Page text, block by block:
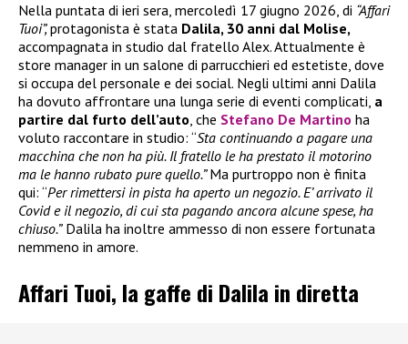
Nella puntata di ieri sera, mercoledì 17 giugno 2026, di “Affari
Tuoi”,protagonista è stata Dalila, 30 anni dal Molise,
accompagnata in studio dal fratello Alex. Attualmente è
store manager in un salone di parrucchieri ed estetiste, dove
si occupa del personale e dei social. Negli ultimi anni Dalila
ha dovuto affrontare una lunga serie di eventi complicati, a
partire dal furto dell’auto, che Stefano De Martino ha
voluto raccontare in studio: “Sta continuando a pagare una
macchina che non ha più. Il fratello le ha prestato il motorino
ma le hanno rubato pure quello.”Ma purtroppo non è finita
qui: “Per rimettersi in pista ha aperto un negozio. E’ arrivato il
Covid e il negozio, di cui sta pagando ancora alcune spese, ha
chiuso.”Dalila ha inoltre ammesso di non essere fortunata
nemmeno in amore.
Affari Tuoi, la gaffe di Dalila in diretta